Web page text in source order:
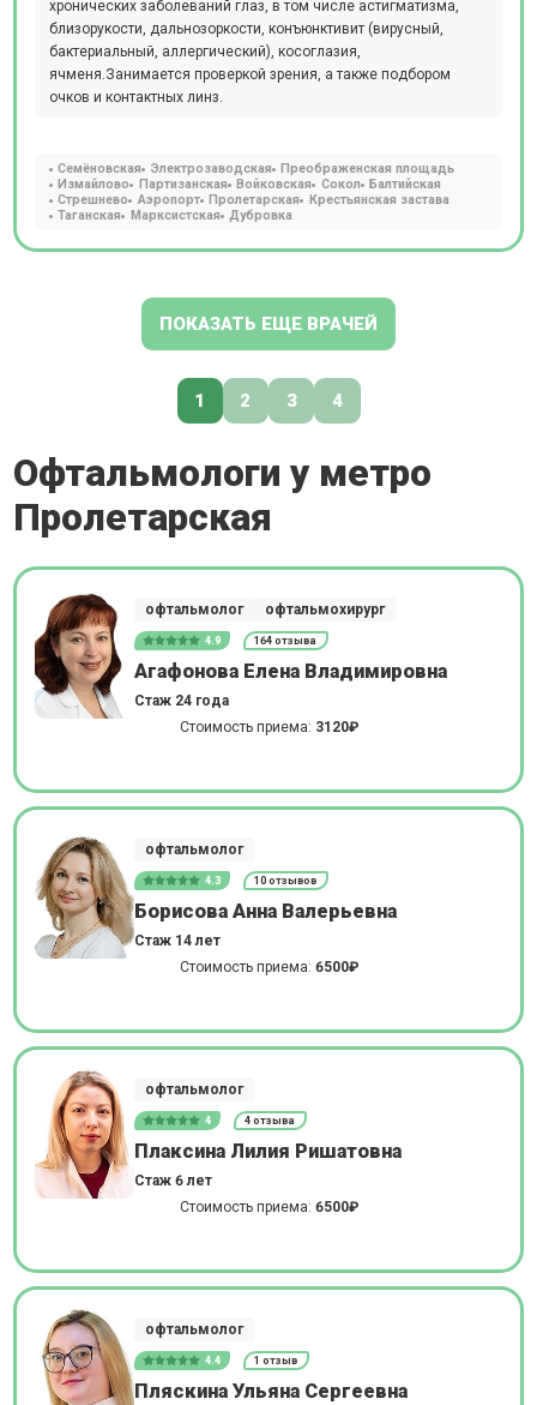
хронических заболеваний глаз, в том числе астигматизма,
близорукости, дальнозоркости, конъюнктивит (вирусный,
бактериальный, аллергический), косоглазия,
ячменя.Занимается проверкой зрения, а также подбором
очков и контактных линз.
Семёновская Электрозаводская
Преображенская площадь
Измайлово
Партизанская Войковская Сокол
Балтийская
Стрешнево
Аэропорт Пролетарская
Крестьянская застава
Таганская
Марксистская Дубровка
ПОКАЗАТЬ ЕЩЕ ВРАЧЕЙ
1 2 3 4
Офтальмологи у метро
Пролетарская
офтальмолог офтальмохирург
4.9 164 отзыва
Агафонова Елена Владимировна
Стаж 24 года
Стоимость приема: 3120₽
офтальмолог
4.3 10 отзывов
Борисова Анна Валерьевна
Стаж 14 лет
Стоимость приема: 6500₽
офтальмолог
4 4 отзыва
Плаксина Лилия Ришатовна
Стаж 6 лет
Стоимость приема: 6500₽
офтальмолог
4.4 1 отзыв
Пляскина Ульяна Сергеевна